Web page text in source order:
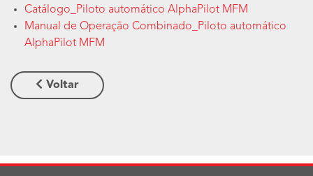
Catálogo_Piloto automático AlphaPilot MFM
Manual de Operação Combinado_Piloto automático
AlphaPilot MFM
Voltar